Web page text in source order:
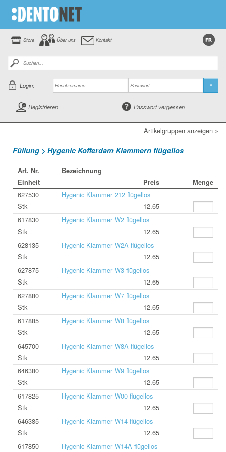
Store Über uns Kontakt
Login: »
Registrieren Passwort vergessen
Artikelgruppen anzeigen »
Füllung > Hygenic Kofferdam Klammern flügellos
Art. Nr.
Bezeichnung
Einheit
Preis Menge
627530
Hygenic Klammer 212 flügellos
Stk
12.65
617830
Hygenic Klammer W2 flügellos
Stk
12.65
628135
Hygenic Klammer W2A flügellos
Stk
12.65
627875
Hygenic Klammer W3 flügellos
Stk
12.65
627880
Hygenic Klammer W7 flügellos
Stk
12.65
617885
Hygenic Klammer W8 flügellos
Stk
12.65
645700
Hygenic Klammer W8A flügellos
Stk
12.65
646380
Hygenic Klammer W9 flügellos
Stk
12.65
617825
Hygenic Klammer W00 flügellos
Stk
12.65
646385
Hygenic Klammer W14 flügellos
Stk
12.65
617850
Hygenic Klammer W14A flügellos